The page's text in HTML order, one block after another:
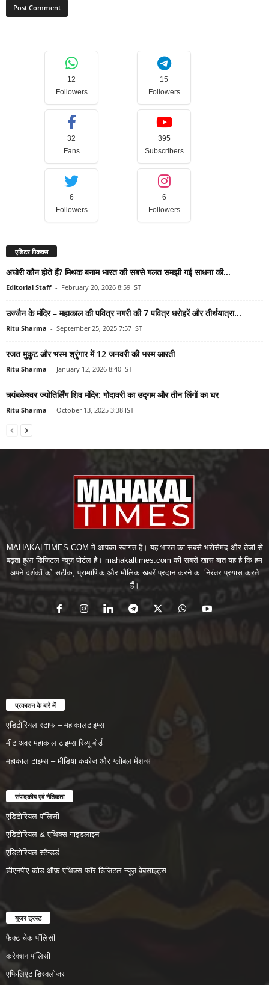
12
Followers
15
Followers
32
Fans
395
Subscribers
6
Followers
6
Followers
एडिटर पिकक्स
अघोरी कौन होते हैं? मिथक बनाम भारत की सबसे गलत समझी गई साधना की...
Editorial Staff - February 20, 2026 8:59 IST
उज्जैन के मंदिर – महाकाल की पवित्र नगरी की 7 पवित्र धरोहरें और तीर्थयात्रा...
Ritu Sharma - September 25, 2025 7:57 IST
रजत मुकुट और भस्म श्रृंगार में 12 जनवरी की भस्म आरती
Ritu Sharma - January 12, 2026 8:40 IST
त्र्यंबकेश्वर ज्योतिर्लिंग शिव मंदिर: गोदावरी का उद्गम और तीन लिंगों का घर
Ritu Sharma - October 13, 2025 3:38 IST
MAHAKALTIMES.COM में आपका स्वागत है। यह भारत का सबसे भरोसेमंद और तेजी से
बढ़ता हुआ डिजिटल न्यूज़ पोर्टल है। mahakaltimes.com की सबसे खास बात यह है कि हम
अपने दर्शकों को सटीक, प्रामाणिक और मौलिक खबरें प्रदान करने का निरंतर प्रयास करते
हैं।
प्रकाशन के बारे में
एडिटोरियल स्टाफ – महाकालटाइम्स
मीट अवर महाकाल टाइम्स रिव्यू बोर्ड
महाकाल टाइम्स – मीडिया कवरेज और ग्लोबल मेंशन्स
संपादकीय एवं नैतिकता
एडिटोरियल पॉलिसी
एडिटोरियल & एथिक्स गाइडलाइन
एडिटोरियल स्टैन्डर्ड
डीएनपीए कोड ऑफ़ एथिक्स फॉर डिजिटल न्यूज़ वेबसाइट्स
यूजर ट्रस्ट
फैक्ट चेक पॉलिसी
करेक्शन पॉलिसी
एफिलिएट डिस्क्लोजर